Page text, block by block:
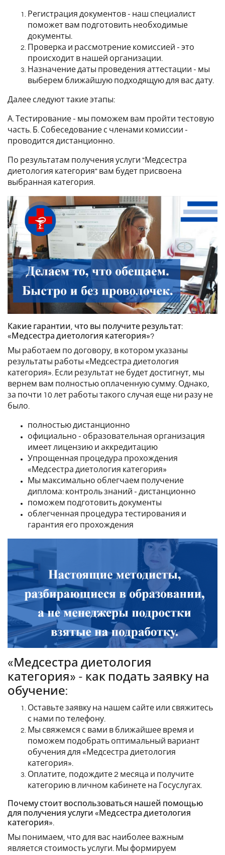
Регистрация документов - наш специалист
поможет вам подготовить необходимые
документы.
Проверка и рассмотрение комиссией - это
происходит в нашей организации.
Назначение даты проведения аттестации - мы
выберем ближайшую подходящую для вас дату.
Далее следуют такие этапы:
А. Тестирование - мы поможем вам пройти тестовую
часть. Б. Собеседование с членами комиссии -
проводится дистанционно.
По результатам получения услуги "Медсестра
диетология категория" вам будет присвоена
выбранная категория.
Какие гарантии, что вы получите результат:
«Медсестра диетология категория»?
Мы работаем по договору, в котором указаны
результаты работы «Медсестра диетология
категория». Если результат не будет достигнут, мы
вернем вам полностью оплаченную сумму. Однако,
за почти 10 лет работы такого случая еще ни разу не
было.
полностью дистанционно
официально - образовательная организация
имеет лицензию и аккредитацию
Упрощенная процедура прохождения
«Медсестра диетология категория»
Мы максимально облегчаем получение
диплома: контроль знаний - дистанционно
поможем подготовить документы
облегченная процедура тестирования и
гарантия его прохождения
«Медсестра диетология
категория» - как подать заявку на
обучение:
Оставьте заявку на нашем сайте или свяжитесь
с нами по телефону.
Мы свяжемся с вами в ближайшее время и
поможем подобрать оптимальный вариант
обучения для «Медсестра диетология
категория».
Оплатите, подождите 2 месяца и получите
категорию в личном кабинете на Госуслугах.
Почему стоит воспользоваться нашей помощью
для получения услуги «Медсестра диетология
категория».
Мы понимаем, что для вас наиболее важным
является стоимость услуги. Мы формируем